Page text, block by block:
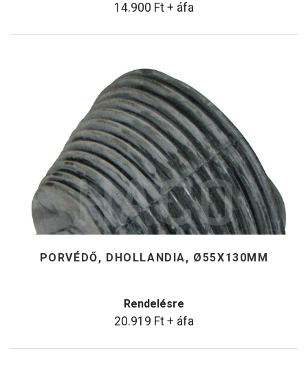
14.900 Ft + áfa
PORVÉDŐ, DHOLLANDIA, Ø55X130MM
Rendelésre
20.919 Ft + áfa